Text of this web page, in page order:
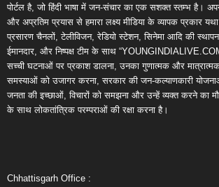
पोर्टल है, जो हिंदी भाषा में जन-संचार का एक सशक्त स्तम्भ है।
और अप्रतिम प्रयास से हमारा लक्ष्य मीडिया के व्यापक प्रकार
प्रसारण चैनलों, टेलीविजन, रेडियो स्टेशन, सिनेमा आदि की
ईमानदार, और निष्पक्ष टीम के साथ
सच्ची घटनाओं पर प्रकाश डालना, उनका गुणात्मक और मात्रात्मक
समस्याओं को उजागर करना, सरकार की जन-कल्याणकारी
जनता की इच्छाओं, विचारों को समझना और उन्हें व्यक्त करने का
के साथ लोकतांत्रिक परम्पराओं की रक्षा करना है।
Chhattisgarh Office :